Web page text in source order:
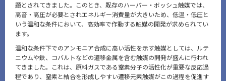
題とされてきました。このとき、既存のハーバー・ボッシュ触媒では、
高音・高圧が必要とされエネルギー消費量が大きいため、低温・低圧と
いう温和な条件において、高効率で作動する触媒の開発が求められてい
ます。
温和な条件下でのアンモニア合成に高い活性を示す触媒としては、ルテ
ニウムや鉄、コバルトなどの遷移金属を含む触媒の開発が盛んに行われ
てきました。これは、原料ガスである窒素分子の活性化が重要な反応過
程であり、窒素と結合を形成しやすい遷移元素触媒がこの過程を促進す